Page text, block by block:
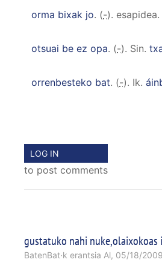
orma bixak jo. (-). esapidea.
otsuai be ez opa. (-). Sin.
orrenbesteko bat. (-). Ik.
LOG IN
to post comments
gustatuko nahi nuke,olaixokoas
BatenBat·k erantsia Al, 05/18/